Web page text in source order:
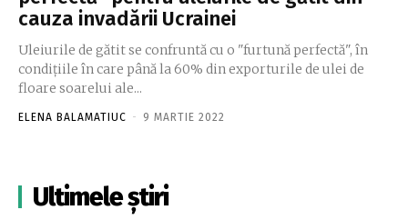
cauza invadării Ucrainei
Uleiurile de gătit se confruntă cu o "furtună perfectă", în
condiţiile în care până la 60% din exporturile de ulei de
floare soarelui ale...
ELENA BALAMATIUC - 9 MARTIE 2022
Ultimele știri